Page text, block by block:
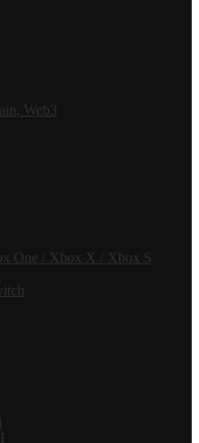
Web3
One / Xbox X / Xbox S